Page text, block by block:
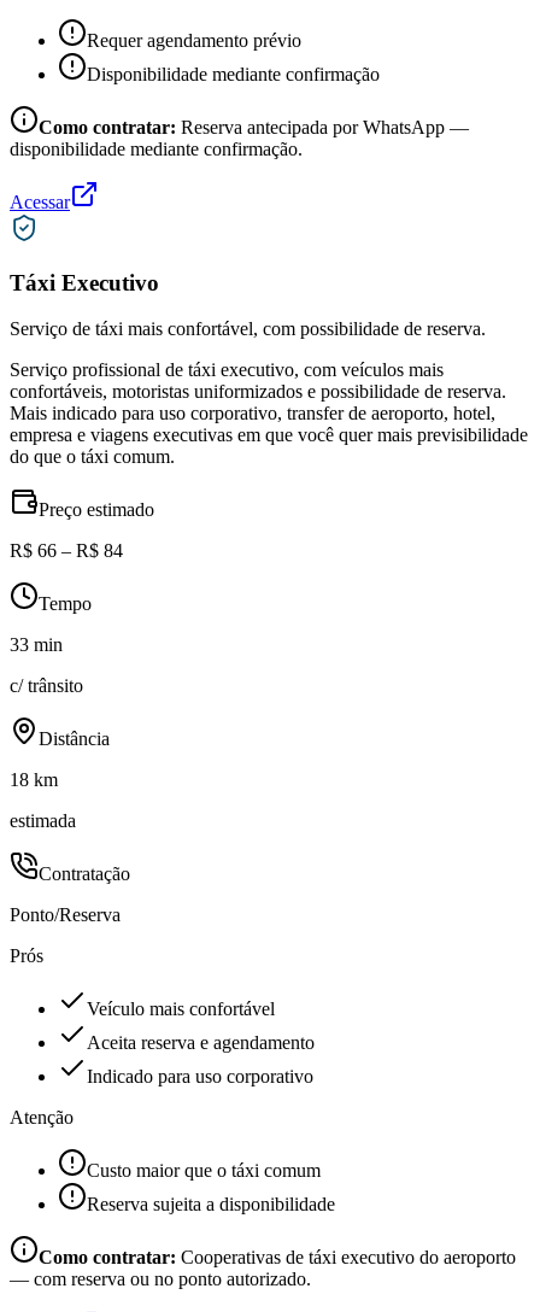
Requer agendamento prévio
Disponibilidade mediante confirmação
Como contratar: Reserva antecipada por WhatsApp —
disponibilidade mediante confirmação.
Acessar
Táxi Executivo
Serviço de táxi mais confortável, com possibilidade de reserva.
Serviço profissional de táxi executivo, com veículos mais
confortáveis, motoristas uniformizados e possibilidade de reserva.
Mais indicado para uso corporativo, transfer de aeroporto, hotel,
empresa e viagens executivas em que você quer mais previsibilidade
do que o táxi comum.
Preço estimado
R$ 66 – R$ 84
Tempo
33 min
c/ trânsito
Distância
18 km
estimada
Contratação
Ponto/Reserva
Prós
Veículo mais confortável
Aceita reserva e agendamento
Indicado para uso corporativo
Atenção
Custo maior que o táxi comum
Reserva sujeita a disponibilidade
Como contratar: Cooperativas de táxi executivo do aeroporto
— com reserva ou no ponto autorizado.